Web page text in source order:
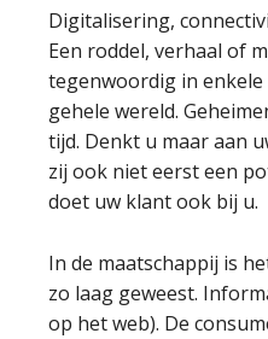
Digitalisering,
Een roddel, verhaal of
tegenwoordig in enkele
gehele wereld.
tijd. Denkt u maar aan
zij ook niet eerst een
doet uw klant ook bij u.
In de maatschappij is
zo laag geweest.
op het web). De